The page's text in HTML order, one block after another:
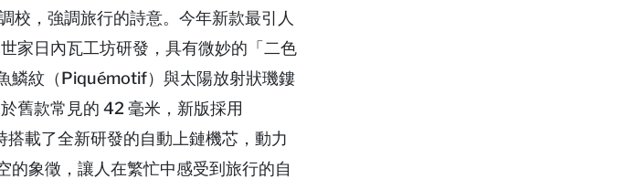
校，強調旅行的詩意。今年新款最引人
家日內瓦工坊研發，具有微妙的「二色
鱗紋（Piquémotif）與太陽放射狀璣鏤
舊款常見的 42 毫米，新版採用
載了全新研發的自動上鏈機芯，動力
象徵，讓人在繁忙中感受到旅行的自